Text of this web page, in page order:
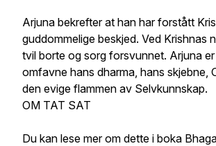
Arjuna bekrefter at han har forstått
guddommelige beskjed. Ved Krishnas
tvil borte og sorg forsvunnet. Arjuna er
omfavne hans dharma, hans skjebne,
den evige flammen av Selvkunnskap.
OM TAT SAT
Du kan lese mer om dette i boka